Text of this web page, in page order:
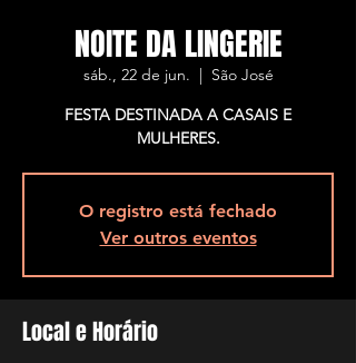
NOITE DA LINGERIE
sáb., 22 de jun.
  |
São José
FESTA DESTINADA A CASAIS E
MULHERES.
O registro está fechado
Ver outros eventos
Local e Horário